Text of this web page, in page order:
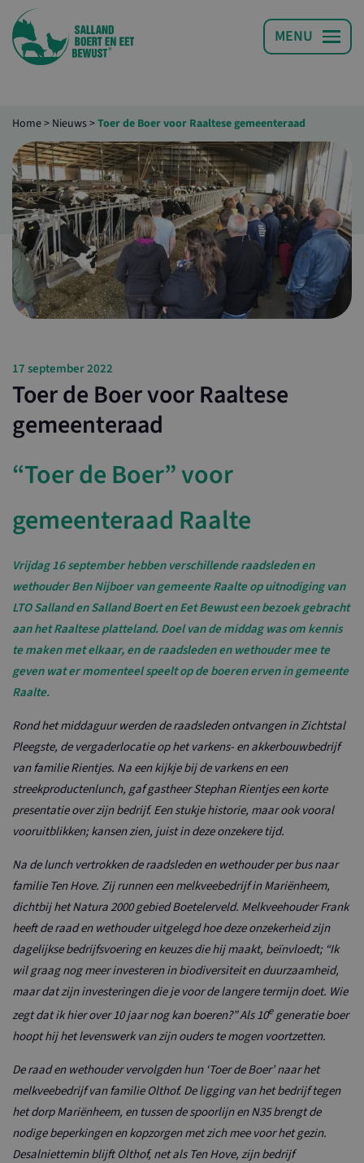
Home> Nieuws>Toer de Boer voor Raaltese gemeenteraad
17 september 2022
Toer de Boer voor Raaltese
gemeenteraad
“Toer de Boer” voor
gemeenteraad Raalte
Vrijdag 16 september hebben verschillende raadsleden en
wethouder Ben Nijboer van gemeente Raalte op uitnodiging van
LTO Salland en Salland Boert en Eet Bewust een bezoek gebracht
aan het Raaltese platteland. Doel van de middag was om kennis
te maken met elkaar, en de raadsleden en wethouder mee te
geven wat er momenteel speelt op de boeren erven in gemeente
Raalte.
Rond het middaguur werden de raadsleden ontvangen in Zichtstal
Pleegste, de vergaderlocatie op het varkens- en akkerbouwbedrijf
van familie Rientjes. Na een kijkje bij de varkens en een
streekproductenlunch, gaf gastheer Stephan Rientjes een korte
presentatie over zijn bedrijf. Een stukje historie, maar ook vooral
vooruitblikken; kansen zien, juist in deze onzekere tijd.
Na de lunch vertrokken de raadsleden en wethouder per bus naar
familie Ten Hove. Zij runnen een melkveebedrijf in Mariënheem,
dichtbij het Natura 2000 gebied Boetelerveld. Melkveehouder Frank
heeft de raad en wethouder uitgelegd hoe deze onzekerheid zijn
dagelijkse bedrijfsvoering en keuzes die hij maakt, beïnvloedt; “Ik
wil graag nog meer investeren in biodiversiteit en duurzaamheid,
maar dat zijn investeringen die je voor de langere termijn doet. Wie
zegt dat ik hier over 10 jaar nog kan boeren?” Als 10egeneratie boer
hoopt hij het levenswerk van zijn ouders te mogen voortzetten.
De raad en wethouder vervolgden hun ‘Toer de Boer’ naar het
melkveebedrijf van familie Olthof. De ligging van het bedrijf tegen
het dorp Mariënheem, en tussen de spoorlijn en N35 brengt de
nodige beperkingen en kopzorgen met zich mee voor het gezin.
Desalniettemin blijft Olthof, net als Ten Hove, zijn bedrijf